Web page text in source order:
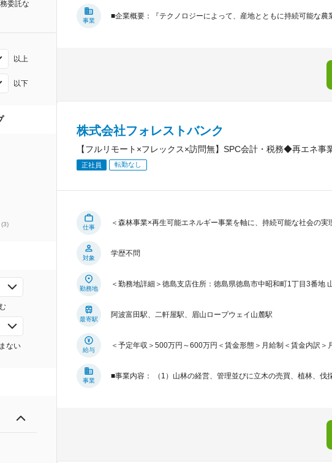
委託な
以上
以下
(3)
ない
事業
■企業概要：『テクノロジーによって、産地とともに持続可能な農
株式会社フォレストバンク
【フルリモート×フレックス×訪問無】SPC会計・税務◆再エネ事
正社員 転勤なし
仕事
＜森林事業×再生可能エネルギー事業を軸に、持続可能な社会の
対象
学歴不問
勤務地
＜勤務地詳細＞徳島支店住所：徳島県徳島市中昭和町1丁目3番地
最寄駅
阿波富田駅、二軒屋駅、眉山ロープウェイ山麓駅
給与
＜予定年収＞500万円～600万円＜賃金形態＞月給制＜賃金内訳＞
事業
■事業内容： （1）山林の経営、管理並びに立木の売買、植林、伐